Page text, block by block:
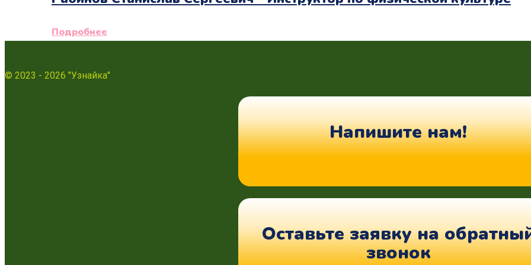
Подробнее
© 2023 - 2026 "Узнайка"
Напишите нам!
Оставьте заявку на
звонок